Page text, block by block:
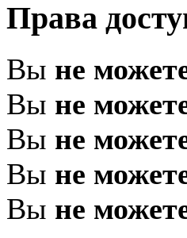
Права
Вы не
Вы не
Вы не
Вы не
Вы не